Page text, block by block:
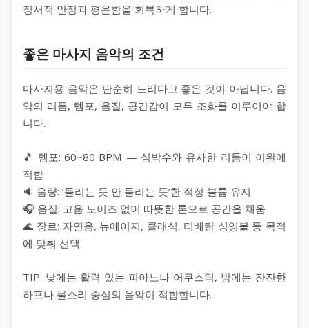
정서적 안정과 평온함을 회복하게 합니다.
좋은 마사지 음악의 조건
마사지용 음악은 단순히 느리다고 좋은 것이 아닙니다. 음
악의 리듬, 템포, 음질, 공간감이 모두 조화를 이루어야 합
니다.
🎵 템포: 60~80 BPM — 심박수와 유사한 리듬이 이완에
적합
🔉 음량: ‘들리는 듯 안 들리는 듯’한 적정 볼륨 유지
🎧 음질: 고음 노이즈 없이 따뜻한 톤으로 공간을 채움
🌊 장르: 자연음, 뉴에이지, 클래식, 티베탄 싱잉볼 등 목적
에 맞춰 선택
TIP: 낮에는 활력 있는 피아노나 어쿠스틱, 밤에는 잔잔한
하프나 물소리 중심의 음악이 적합합니다.